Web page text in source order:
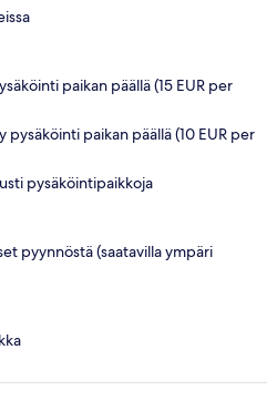
paikan päällä (15 EUR per
paikan päällä (10 EUR per
pysäköintipaikkoja
pyynnöstä (saatavilla ympäri